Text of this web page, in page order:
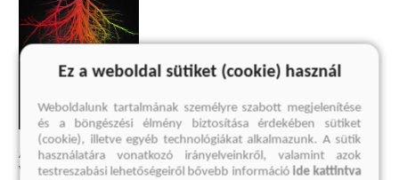
A LIBERALIZMUS
VESSZŐFUTÁSA
Ez a weboldal sütiket (cookie) használ
Weboldalunk tartalmának személyre szabott megjelenítése
és a böngészési élmény biztosítása érdekében sütiket
(cookie), illetve egyéb technológiákat alkalmazunk. A sütik
használatára vonatkozó irányelveinkről, valamint azok
testreszabási lehetőségeiről bővebb információ ide kattintva